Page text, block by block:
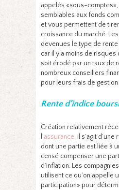
appelés «sous-
semblables aux fonds
et vous permettent de
croissance du marché.
devenues le type de
car il y a moins de
soit érodé par un taux de
nombreux conseillers
pour leurs frais de
Rente d’indice
Création relativement
l’assurance, il s’agit
dont une partie est liée à
censé compenser une
d’inflation. Les
utilisent ce qu’on appelle
participation» pour